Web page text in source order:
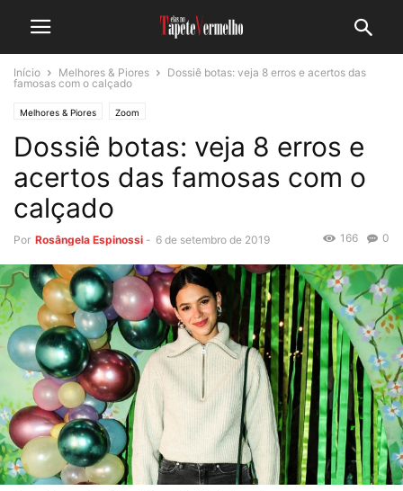
Início Melhores & Piores
Dossiê botas: veja 8 erros e acertos das
famosas com o calçado
Melhores & Piores Zoom
Dossiê botas: veja 8 erros e
acertos das famosas com o
calçado
Por Rosângela Espinossi - 6 de setembro de 2019 0
166